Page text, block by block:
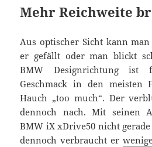
Mehr Reichweite
Aus optischer Sicht kann
er gefällt oder man blickt
BMW Designrichtung ist
Geschmack in den
Hauch „too much“. Der
dennoch nach. Mit seinen
BMW iX xDrive50 nicht
dennoch verbraucht er